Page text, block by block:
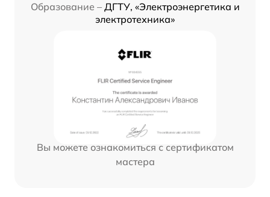
Образование – ДГТУ, «Электроэнергетика и
электротехника»
Вы можете ознакомиться с сертификатом
мастера